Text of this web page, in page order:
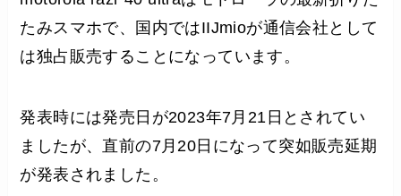
たみスマホで、国内ではIIJmioが通信会社として
は独占販売することになっています。
発表時には発売日が2023年7月21日とされてい
ましたが、直前の7月20日になって突如販売延期
が発表されました。